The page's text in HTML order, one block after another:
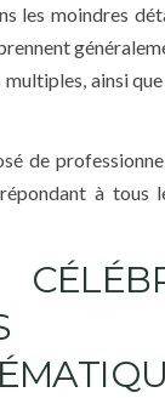
les moindres
ainsi
de
à tous